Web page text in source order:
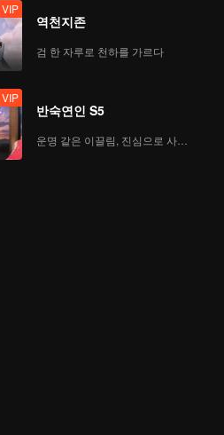
VIP
역천지존
검 한 자루로 천하를 가르다
VIP
반숙연인 S5
운명 같은 이끌림, 진심으로 사랑하다